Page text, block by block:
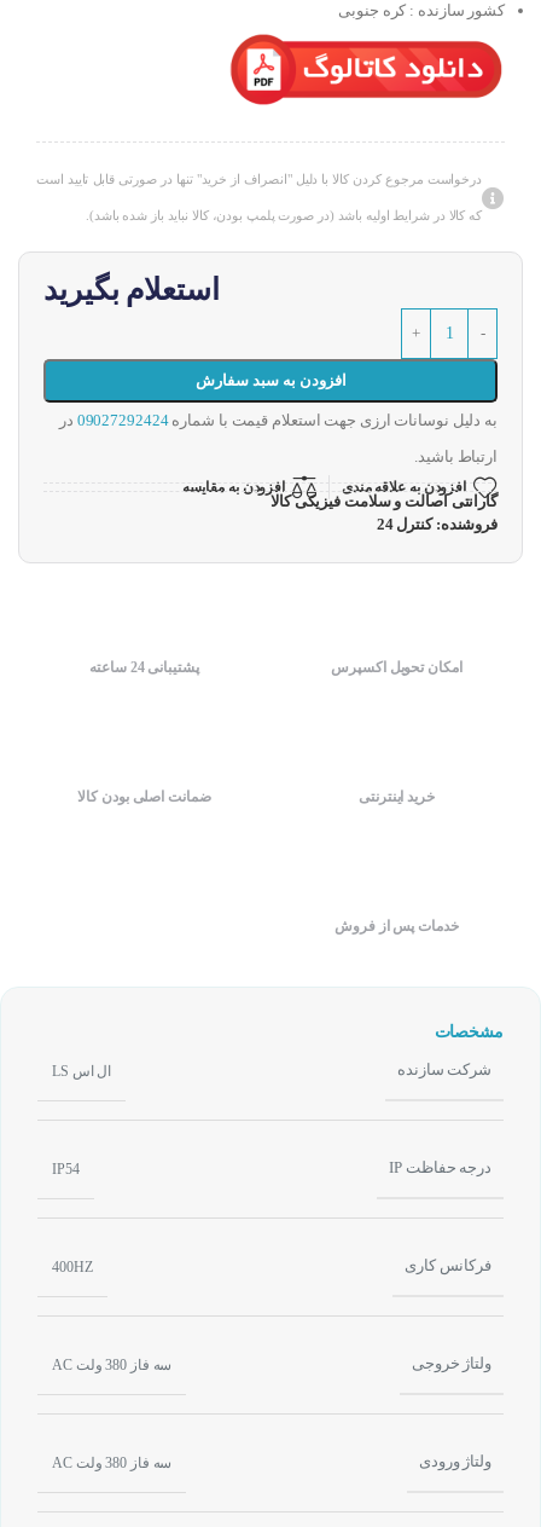
کشور سازنده : کره جنوبی
درخواست مرجوع کردن کالا با دلیل "انصراف از خرید" تنها در صورتی قابل تایید است
که کالا در شرایط اولیه باشد (در صورت پلمپ بودن، کالا نباید باز شده باشد).
استعلام بگیرید
افزودن به سبد سفارش
به دلیل نوسانات ارزی جهت استعلام قیمت با شماره09027292424 در
ارتباط باشید.
افزودن به علاقه مندی افزودن به مقایسه
گارانتی اصالت و سلامت فیزیکی کالا
فروشنده: کنترل 24
امکان تحویل اکسپرس پشتیبانی 24 ساعته
خرید اینترنتی ضمانت اصلی بودن کالا
خدمات پس از فروش
مشخصات
شرکت سازنده ال اس LS
درجه حفاظت IP IP54
فرکانس کاری 400HZ
ولتاژ خروجی سه فاز 380 ولت AC
ولتاژ ورودی سه فاز 380 ولت AC